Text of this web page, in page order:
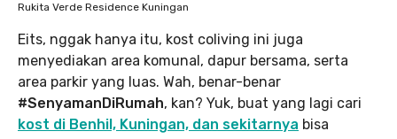
Rukita Verde Residence Kuningan
Eits, nggak hanya itu, kost coliving ini juga
menyediakan area komunal, dapur bersama, serta
area parkir yang luas. Wah, benar-benar
#SenyamanDiRumah, kan? Yuk, buat yang lagi cari
kost di Benhil, Kuningan, dan sekitarnya bisa